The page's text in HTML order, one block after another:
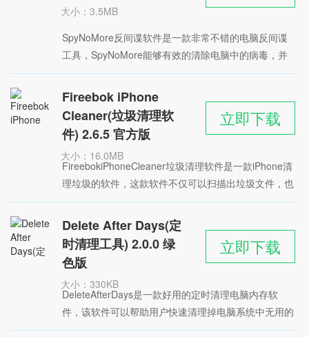
大小：3.5MB
星级：
SpyNoMore反间谍软件是一款非常不错的电脑反间谍
工具，SpyNoMore能够有效的清除电脑中的病毒，并
且还支持系统修复功能，可对系统漏洞进行修补，防止
病毒的入侵。软件可帮助用户扫描
Fireebok iPhone
Cleaner(垃圾清理软
件) 2.6.5 官方版
大小：16.0MB
时间：2022-05-20
星级：
立即下载
FireebokiPhoneCleaner垃圾清理软件是一款iPhone清
理垃圾的软件，这款软件不仅可以扫描出垃圾文件，也
可以将你不常用的文件和程序，还有大文件显示出来，
您可以选择删除
Delete After Days(定
时清理工具) 2.0.0 绿
色版
大小：330KB
时间：2022-05-18
星级：
立即下载
DeleteAfterDays是一款好用的定时清理电脑内存软
件，该软件可以帮助用户快速清理掉电脑系统中无用的
垃圾文件，释放电脑空间，提升性能，需要的朋友快来